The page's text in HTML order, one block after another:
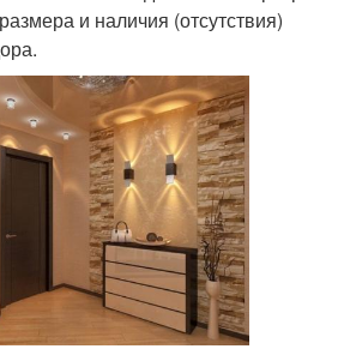
и наличия (отсутствия)